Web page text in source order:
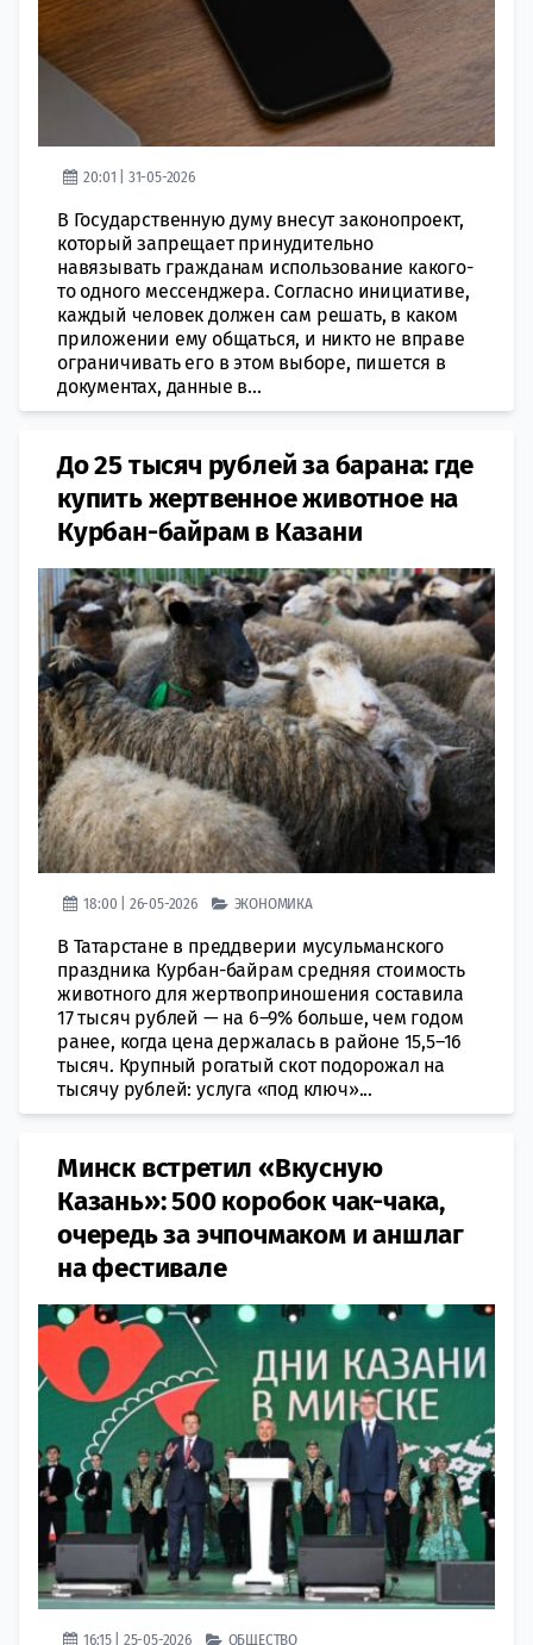
20:01 | 31-05-2026
В Государственную думу внесут законопроект,
который запрещает принудительно
навязывать гражданам использование какого-
то одного мессенджера. Согласно инициативе,
каждый человек должен сам решать, в каком
приложении ему общаться, и никто не вправе
ограничивать его в этом выборе, пишется в
документах, данные в...
До 25 тысяч рублей за барана: где
купить жертвенное животное на
Курбан-байрам в Казани
18:00 | 26-05-2026 ЭКОНОМИКА
В Татарстане в преддверии мусульманского
праздника Курбан-байрам средняя стоимость
животного для жертвоприношения составила
17 тысяч рублей — на 6–9% больше, чем годом
ранее, когда цена держалась в районе 15,5–16
тысяч. Крупный рогатый скот подорожал на
тысячу рублей: услуга «под ключ»...
Минск встретил «Вкусную
Казань»: 500 коробок чак-чака,
очередь за эчпочмаком и аншлаг
на фестивале
16:15 | 25-05-2026 ОБЩЕСТВО